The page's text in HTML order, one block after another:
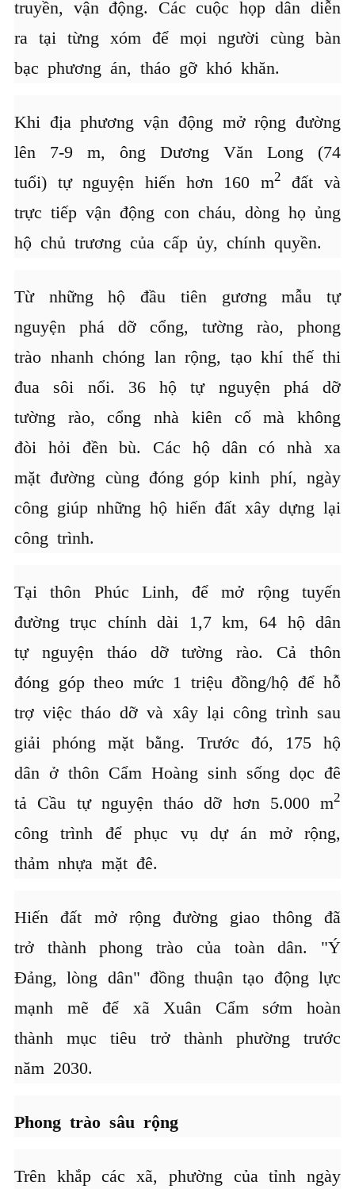
truyền, vận động. Các cuộc họp dân diễn
ra tại từng xóm để mọi người cùng bàn
bạc phương án, tháo gỡ khó khăn.
Khi địa phương vận động mở rộng đường
lên 7-9 m, ông Dương Văn Long (74
tuổi) tự nguyện hiến hơn 160 m2
đất và
trực tiếp vận động con cháu, dòng họ ủng
hộ chủ trương của cấp ủy, chính quyền.
Từ những hộ đầu tiên gương mẫu tự
nguyện phá dỡ cổng, tường rào, phong
trào nhanh chóng lan rộng, tạo khí thế thi
đua sôi nổi. 36 hộ tự nguyện phá dỡ
tường rào, cổng nhà kiên cố mà không
đòi hỏi đền bù. Các hộ dân có nhà xa
mặt đường cùng đóng góp kinh phí, ngày
công giúp những hộ hiến đất xây dựng lại
công trình.
Tại thôn Phúc Linh, để mở rộng tuyến
đường trục chính dài 1,7 km, 64 hộ dân
tự nguyện tháo dỡ tường rào. Cả thôn
đóng góp theo mức 1 triệu đồng/hộ để hỗ
trợ việc tháo dỡ và xây lại công trình sau
giải phóng mặt bằng. Trước đó, 175 hộ
dân ở thôn Cẩm Hoàng sinh sống dọc đê
tả Cầu tự nguyện tháo dỡ hơn 5.000 m2
công trình để phục vụ dự án mở rộng,
thảm nhựa mặt đê.
Hiến đất mở rộng đường giao thông đã
trở thành phong trào của toàn dân. "Ý
Đảng, lòng dân" đồng thuận tạo động lực
mạnh mẽ để xã Xuân Cẩm sớm hoàn
thành mục tiêu trở thành phường trước
năm 2030.
Phong trào sâu rộng
Trên khắp các xã, phường của tỉnh ngày